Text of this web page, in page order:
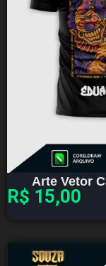
Arte Vetor
R$ 15,00